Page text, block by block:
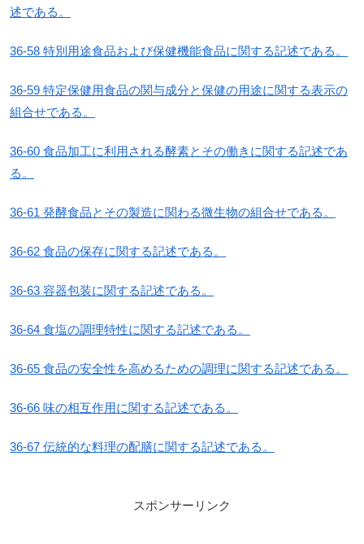
述である。
36-58 特別用途食品および保健機能食品に関する記述である。
36-59 特定保健用食品の関与成分と保健の用途に関する表示の
組合せである。
36-60 食品加工に利用される酵素とその働きに関する記述であ
る。
36-61 発酵食品とその製造に関わる微生物の組合せである。
36-62 食品の保存に関する記述である。
36-63 容器包装に関する記述である。
36-64 食塩の調理特性に関する記述である。
36-65 食品の安全性を高めるための調理に関する記述である。
36-66 味の相互作用に関する記述である。
36-67 伝統的な料理の配膳に関する記述である。
スポンサーリンク